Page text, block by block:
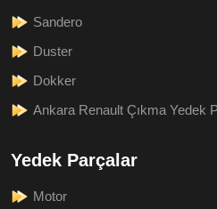
Sandero
Duster
Dokker
Ankara Renault Çıkma Yedek
Yedek Parçalar
Motor